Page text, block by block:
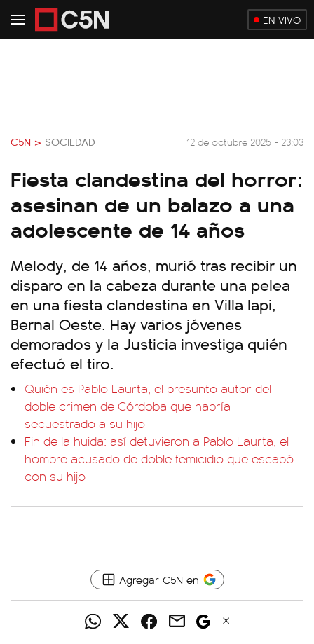
EN VIVO
C5N > SOCIEDAD 12 de octubre 2025 - 23:03
Fiesta clandestina del horror:
asesinan de un balazo a una
adolescente de 14 años
Melody, de 14 años, murió tras recibir un
disparo en la cabeza durante una pelea
en una fiesta clandestina en Villa Iapi,
Bernal Oeste. Hay varios jóvenes
demorados y la Justicia investiga quién
efectuó el tiro.
Quién es Pablo Laurta, el presunto autor del
doble crimen de Córdoba que habría
secuestrado a su hijo
Fin de la huida: así detuvieron a Pablo Laurta, el
hombre acusado de doble femicidio que escapó
con su hijo
Agregar C5N en